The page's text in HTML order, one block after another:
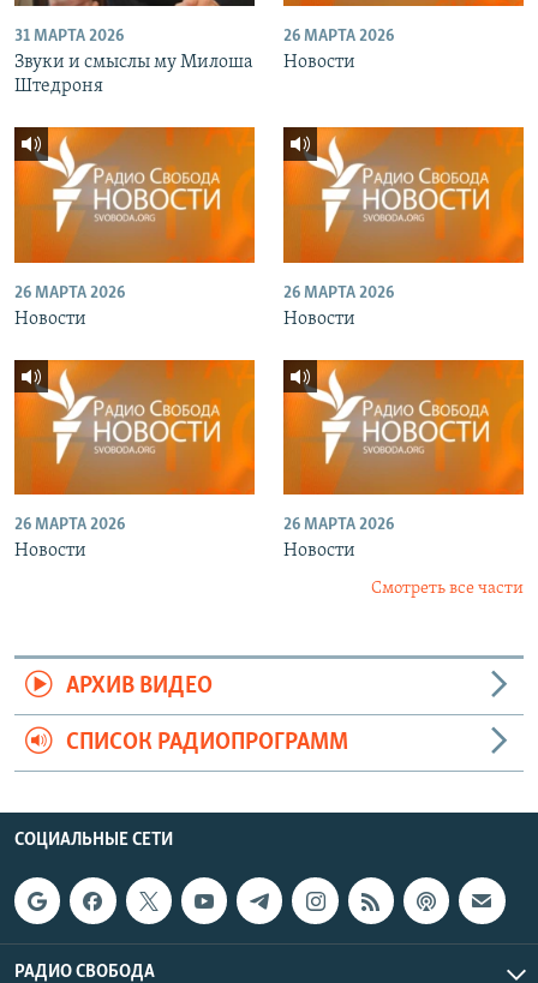
31 МАРТА 2026
Звуки и смыслы му Милоша
Штедроня
26 МАРТА 2026
Новости
26 МАРТА 2026
Новости
26 МАРТА 2026
Новости
26 МАРТА 2026
Новости
26 МАРТА 2026
Новости
Смотреть все части
АРХИВ ВИДЕО
СПИСОК РАДИОПРОГРАММ
СОЦИАЛЬНЫЕ СЕТИ
РАДИО СВОБОДА